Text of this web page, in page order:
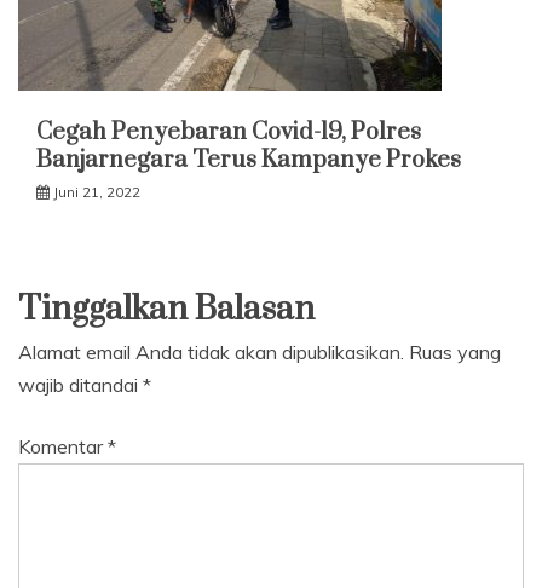
Cegah Penyebaran Covid-19, Polres
Banjarnegara Terus Kampanye Prokes
Juni 21, 2022
Tinggalkan Balasan
Alamat email Anda tidak akan dipublikasikan. Ruas yang
wajib ditandai *
Komentar*